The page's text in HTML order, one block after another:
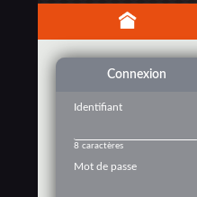
Connexion
Identifiant
8 caractères
Mot de passe